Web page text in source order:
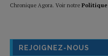
Chronique Agora. Voir notre
REJOIGNEZ-NOUS